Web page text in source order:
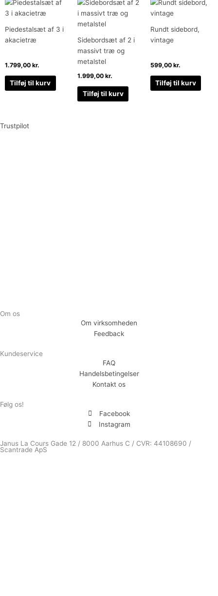
Piedestalsæt af 3 i
akacietræ
1.799,00 kr.
Tilføj til kurv
Sidebordsæt af 2 i
massivt træ og
metalstel
1.999,00kr.
Tilføj til kurv
Rundt sidebord,
vintage
599,00 kr.
Tilføj til kurv
Trustpilot
Om os
Om virksomheden
Feedback
Kundeservice
FAQ
Handelsbetingelser
Kontakt os
Følg os!
Facebook
Instagram
Janus La Cours Gade 12 / 8000 Aarhus C / CVR: 44108690 /
Scantrade ApS